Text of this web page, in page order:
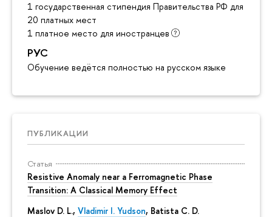
1 государственная стипендия Правительства РФ для
20 платных мест
1 платное место для иностранцев
РУС
Обучение ведётся полностью на русском языке
ПУБЛИКАЦИИ
Статья
Resistive Anomaly near a Ferromagnetic Phase
Transition: A Classical Memory Effect
Maslov D. L., Vladimir I. Yudson, Batista C. D.